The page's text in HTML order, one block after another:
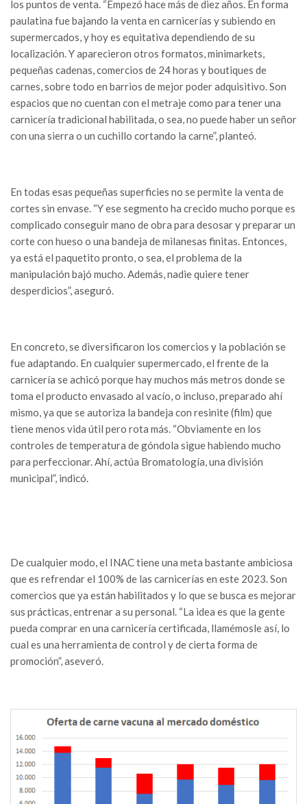
los puntos de venta. “Empezó hace más de diez años. En forma
paulatina fue bajando la venta en carnicerías y subiendo en
supermercados, y hoy es equitativa dependiendo de su
localización. Y aparecieron otros formatos, minimarkets,
pequeñas cadenas, comercios de 24 horas y boutiques de
carnes, sobre todo en barrios de mejor poder adquisitivo. Son
espacios que no cuentan con el metraje como para tener una
carnicería tradicional habilitada, o sea, no puede haber un señor
con una sierra o un cuchillo cortando la carne”, planteó.
En todas esas pequeñas superficies no se permite la venta de
cortes sin envase. “Y ese segmento ha crecido mucho porque es
complicado conseguir mano de obra para desosar y preparar un
corte con hueso o una bandeja de milanesas finitas. Entonces,
ya está el paquetito pronto, o sea, el problema de la
manipulación bajó mucho. Además, nadie quiere tener
desperdicios”, aseguró.
En concreto, se diversificaron los comercios y la población se
fue adaptando. En cualquier supermercado, el frente de la
carnicería se achicó porque hay muchos más metros donde se
toma el producto envasado al vacío, o incluso, preparado ahí
mismo, ya que se autoriza la bandeja con resinite (film) que
tiene menos vida útil pero rota más. “Obviamente en los
controles de temperatura de góndola sigue habiendo mucho
para perfeccionar. Ahí, actúa Bromatología, una división
municipal”, indicó.
De cualquier modo, el INAC tiene una meta bastante ambiciosa
que es refrendar el 100% de las carnicerías en este 2023. Son
comercios que ya están habilitados y lo que se busca es mejorar
sus prácticas, entrenar a su personal. “La idea es que la gente
pueda comprar en una carnicería certificada, llamémosle así, lo
cual es una herramienta de control y de cierta forma de
promoción”, aseveró.